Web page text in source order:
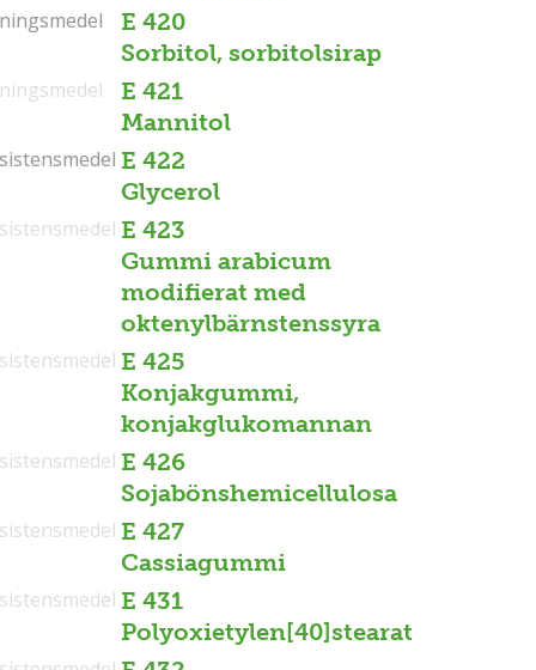
E 420
Sorbitol, sorbitolsirap
E 421
Mannitol
E 422
Glycerol
E 423
Gummi arabicum
modifierat med
oktenylbärnstenssyra
E 425
Konjakgummi,
konjakglukomannan
E 426
Sojabönshemicellulosa
E 427
Cassiagummi
E 431
Polyoxietylen[40]stearat